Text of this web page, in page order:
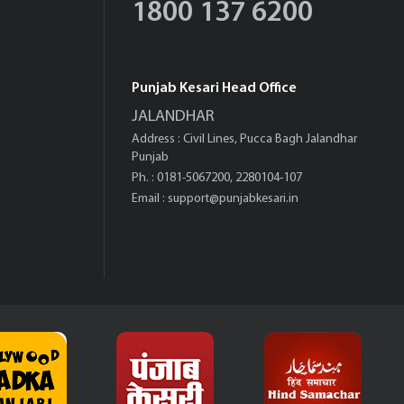
1800 137 6200
Punjab Kesari Head Office
JALANDHAR
Address : Civil Lines, Pucca Bagh Jalandhar
Punjab
Ph. : 0181-5067200, 2280104-107
Email : support@punjabkesari.in